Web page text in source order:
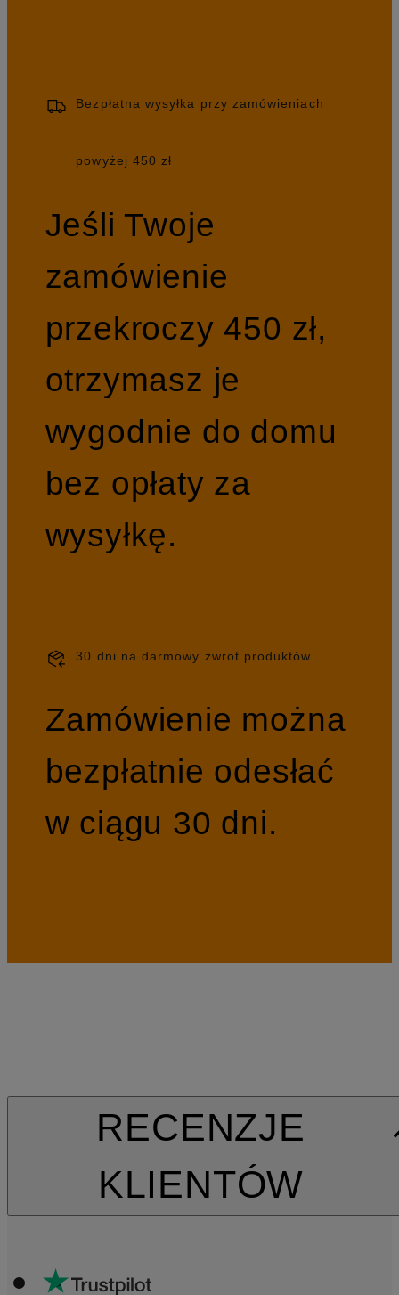
Bezpłatna wysyłka przy zamówieniach
powyżej 450 zł
Jeśli Twoje
zamówienie
przekroczy 450 zł,
otrzymasz je
wygodnie do domu
bez opłaty za
wysyłkę.
30 dni na darmowy zwrot produktów
Zamówienie można
bezpłatnie odesłać
w ciągu 30 dni.
RECENZJE
KLIENTÓW